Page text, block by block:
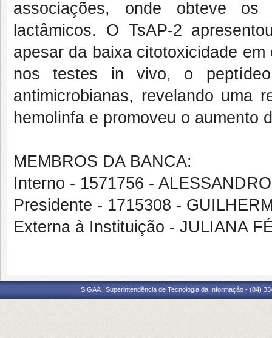
associações, onde obteve os
lactâmicos. O TsAP-2
apesar da baixa citotoxicidade
nos testes in vivo, o
antimicrobianas, revelando uma
hemolinfa e promoveu o aumento
MEMBROS DA BANCA:
Interno - 1571756 -
Presidente - 1715308 -
Externa à Instituição - JULIANA
SIGAA | Superintendência de Tecnologia da Informação - (84)